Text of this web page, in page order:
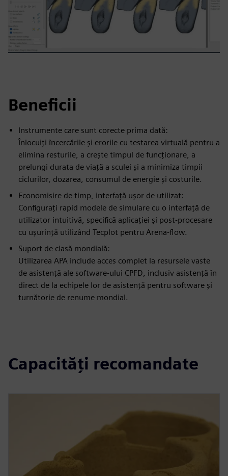
Beneficii
Instrumente care sunt corecte prima dată:
Înlocuiți încercările și erorile cu testarea virtuală pentru a
elimina resturile, a crește timpul de funcționare, a
prelungi durata de viață a sculei și a minimiza timpii
ciclurilor, dozarea, consumul de energie și costurile.
Economisire de timp, interfață ușor de utilizat:
Configurați rapid modele de simulare cu o interfață de
utilizator intuitivă, specifică aplicației și post-procesare
cu ușurință utilizând Tecplot pentru Arena-flow.
Suport de clasă mondială:
Utilizarea APA include acces complet la resursele vaste
de asistență ale software-ului CPFD, inclusiv asistență în
direct de la echipele lor de asistență pentru software și
turnătorie de renume mondial.
Capacități recomandate